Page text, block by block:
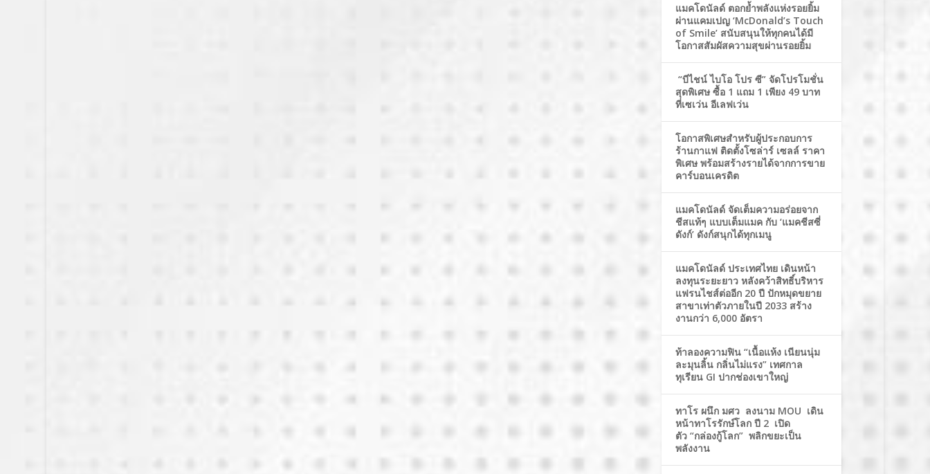
แมคโดนัลด์ ตอกย้ำพลังแห่งรอยยิ้ม
ผ่านแคมเปญ ‘McDonald’s Touch
of Smile’ สนับสนุนให้ทุกคนได้มี
โอกาสสัมผัสความสุขผ่านรอยยิ้ม
“บีไชน์ ไบโอ โปร ซี” จัดโปรโมชั่น
สุดพิเศษ ซื้อ 1 แถม 1 เพียง 49 บาท
ที่เซเว่น อีเลฟเว่น
โอกาสพิเศษสำหรับผู้ประกอบการ
ร้านกาแฟ ติดตั้งโซล่าร์ เซลล์ ราคา
พิเศษ พร้อมสร้างรายได้จากการขาย
คาร์บอนเครดิต
แมคโดนัลด์ จัดเต็มความอร่อยจาก
ชีสแท้ๆ แบบเต็มแมค กับ ‘แมคชีสซี่
ดังก์’ ดังก์สนุกได้ทุกเมนู
แมคโดนัลด์ ประเทศไทย เดินหน้า
ลงทุนระยะยาว หลังคว้าสิทธิ์บริหาร
แฟรนไชส์ต่ออีก 20 ปี ปักหมุดขยาย
สาขาเท่าตัวภายในปี 2033 สร้าง
งานกว่า 6,000 อัตรา
ท้าลองความฟิน “เนื้อแห้ง เนียนนุ่ม
ละมุนลิ้น กลิ่นไม่แรง” เทศกาล
ทุเรียน GI ปากช่องเขาใหญ่
ทาโร ผนึก มศว ลงนาม MOU เดิน
หน้าทาโรรักษ์โลก ปี 2 เปิด
ตัว “กล่องกู้โลก” พลิกขยะเป็น
พลังงาน